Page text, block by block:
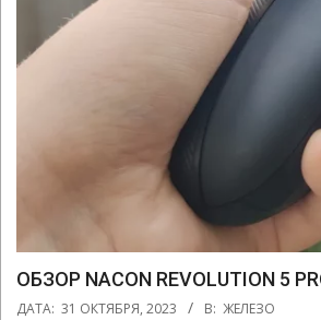
ОБЗОР NACON REVOLUTION
2023-
ДАТА: 31 ОКТЯБРЯ, 2023 В: ЖЕЛЕЗО